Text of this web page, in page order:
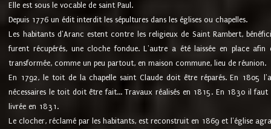
Elle est sous le vocable de saint Paul.
Depuis 1776 un édit interdit les sépultures dans les églises ou chapelles.
Les habitants d'Aranc estent contre les religieux de Saint Rambert,
furent récupérés, une cloche fondue. L'autre a été laissée en place
transformée, comme un peu partout, en maison commune, lieu de réunion.
En 1792, le toit de la chapelle saint Claude doit être réparés. En 1805
nécessaires le toit doit être fait... Travaux réalisés en 1815. En 1830 il
livrée en 1831.
Le clocher, réclamé par les habitants, est reconstruit en 1869 et l'église